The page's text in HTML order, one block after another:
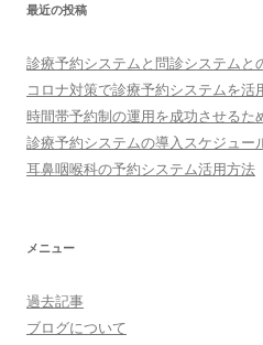
最近の投稿
診療予約システムと問診システムと
コロナ対策で診療予約システムを活
時間帯予約制の運用を成功させるた
診療予約システムの導入スケジュー
耳鼻咽喉科の予約システム活用方法
メニュー
過去記事
ブログについて